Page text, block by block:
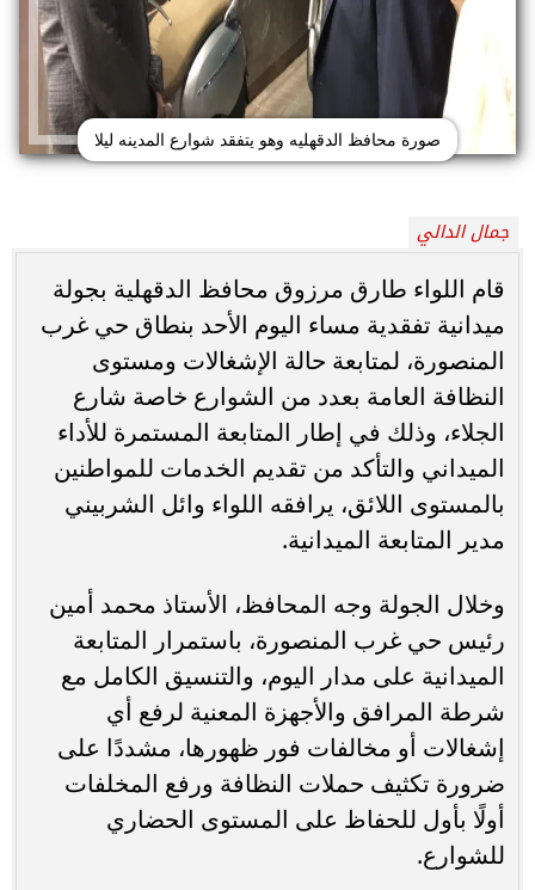
صورة محافظ الدقهليه وهو يتفقد شوارع المدينه ليلا
جمال الدالي
قام اللواء طارق مرزوق محافظ الدقهلية بجولة
ميدانية تفقدية مساء اليوم الأحد بنطاق حي غرب
المنصورة، لمتابعة حالة الإشغالات ومستوى
النظافة العامة بعدد من الشوارع خاصة شارع
الجلاء، وذلك في إطار المتابعة المستمرة للأداء
الميداني والتأكد من تقديم الخدمات للمواطنين
بالمستوى اللائق، يرافقه اللواء وائل الشربيني
مدير المتابعة الميدانية.
وخلال الجولة وجه المحافظ، الأستاذ محمد أمين
رئيس حي غرب المنصورة، باستمرار المتابعة
الميدانية على مدار اليوم، والتنسيق الكامل مع
شرطة المرافق والأجهزة المعنية لرفع أي
إشغالات أو مخالفات فور ظهورها، مشددًا على
ضرورة تكثيف حملات النظافة ورفع المخلفات
أولًا بأول للحفاظ على المستوى الحضاري
للشوارع.